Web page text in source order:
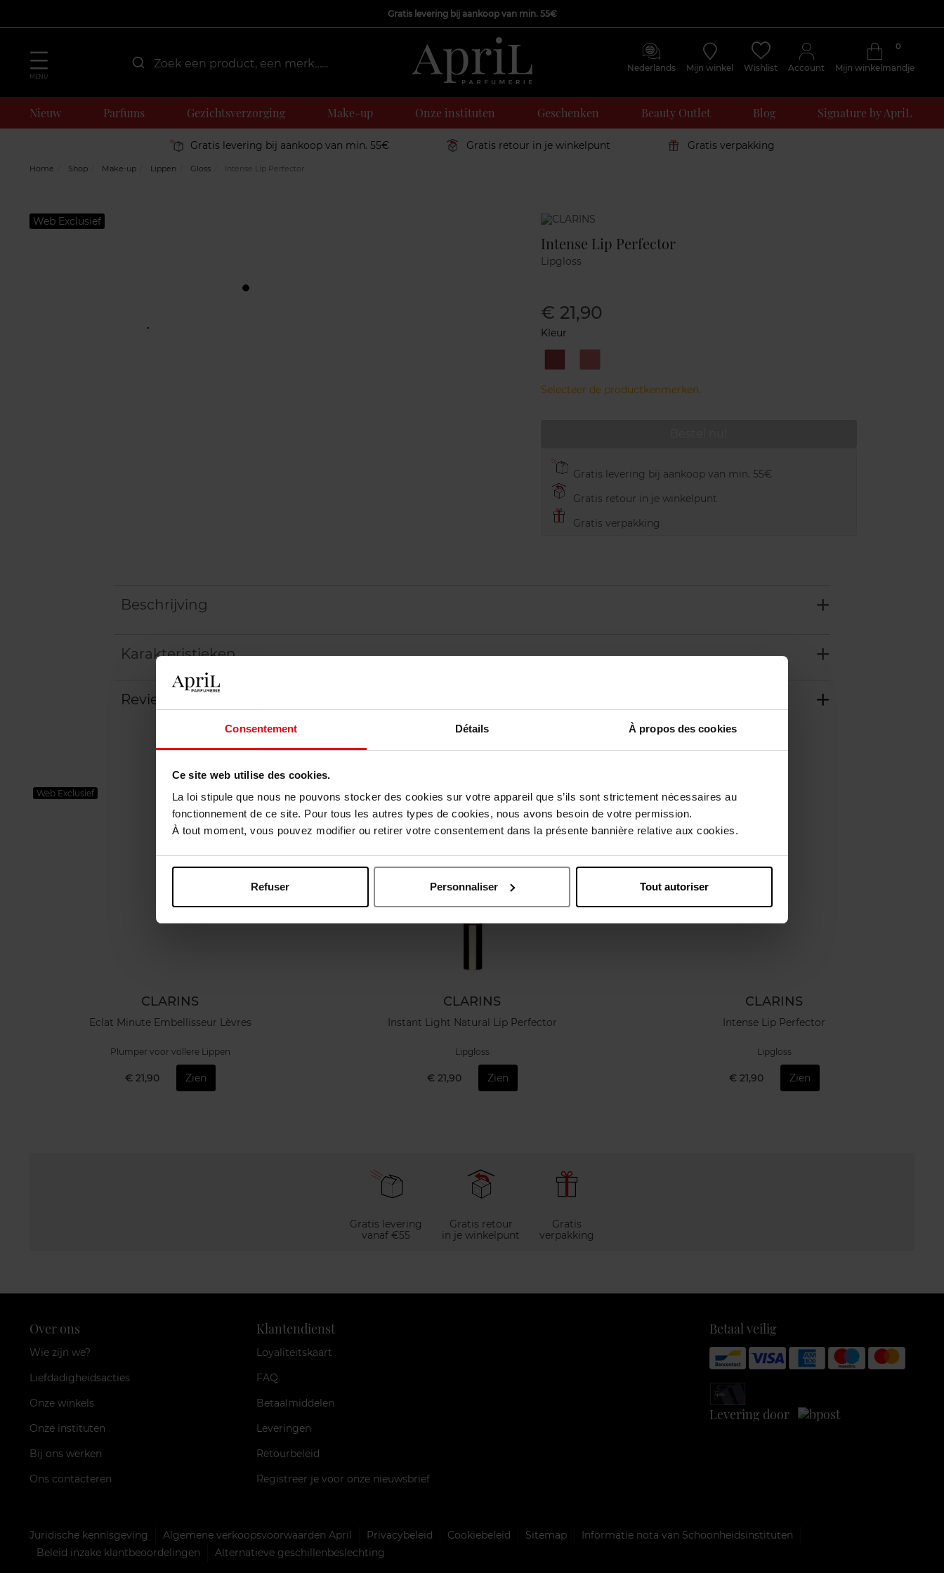
Consentement Détails À propos des cookies
Ce site web utilise des cookies.
La loi stipule que nous ne pouvons stocker des cookies sur votre appareil que s’ils sont strictement nécessaires au
fonctionnement de ce site. Pour tous les autres types de cookies, nous avons besoin de votre permission.
À tout moment, vous pouvez modifier ou retirer votre consentement dans la présente bannière relative aux cookies.
Refuser Personnaliser Tout autoriser
Gratis levering bij aankoop van min. 55€
MENU
Nederlands Mijn winkel Wishlist Account Mijn winkelmandje
0
Nieuw Parfums Gezichtsverzorging Make-up Onze instituten Geschenken Beauty Outlet Blog Signature by ApriL
Gratis levering bij aankoop van min. 55€ Gratis retour in je winkelpunt Gratis verpakking
Home Shop Make-up Lippen Gloss Intense Lip Perfector
Web Exclusief Marque
Intense Lip Perfector
Lipgloss
€ 21,90
Kleur
-
Intense
Maple
-
Intense
Smoky
Selecteer de productkenmerken.
Gratis levering bij aankoop van min. 55€
Gratis retour in je winkelpunt
Gratis verpakking
Beschrijving
Karakteristieken
Review
Nog iets vergeten ?
Web Exclusief
CLARINS
Eclat Minute Embellisseur Lèvres
Plumper voor vollere Lippen
€ 21,90 Zien
Web Exclusief
CLARINS
Instant Light Natural Lip Perfector
Lipgloss
€ 21,90 Zien
Web Exclusief
CLARINS
Intense Lip Perfector
Lipgloss
€ 21,90 Zien
Gratis levering
vanaf €55
Gratis retour
in je winkelpunt
Gratis
verpakking
Over ons
Wie zijn we?
Liefdadigheidsacties
Onze winkels
Onze instituten
Bij ons werken
Ons contacteren
Klantendienst
Loyaliteitskaart
FAQ
Betaalmiddelen
Leveringen
Retourbeleid
Registreer je voor onze nieuwsbrief
Betaal veilig
Levering door
Juridische kennisgeving Algemene verkoopsvoorwaarden April Privacybeleid Cookiebeleid Sitemap
Informatie nota van Schoonheidsinstituten
Beleid inzake klantbeoordelingen
Alternatieve geschillenbeslechting